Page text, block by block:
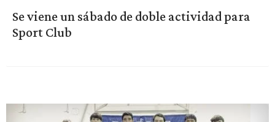
Se viene un sábado de doble actividad para
Sport Club